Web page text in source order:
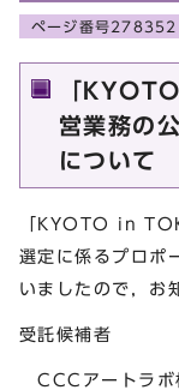
ページ番号278352
「
営業務の
について
「KYOTO in
選定に係るプロポ
いましたので，お
受託候補者
CCCアートラ